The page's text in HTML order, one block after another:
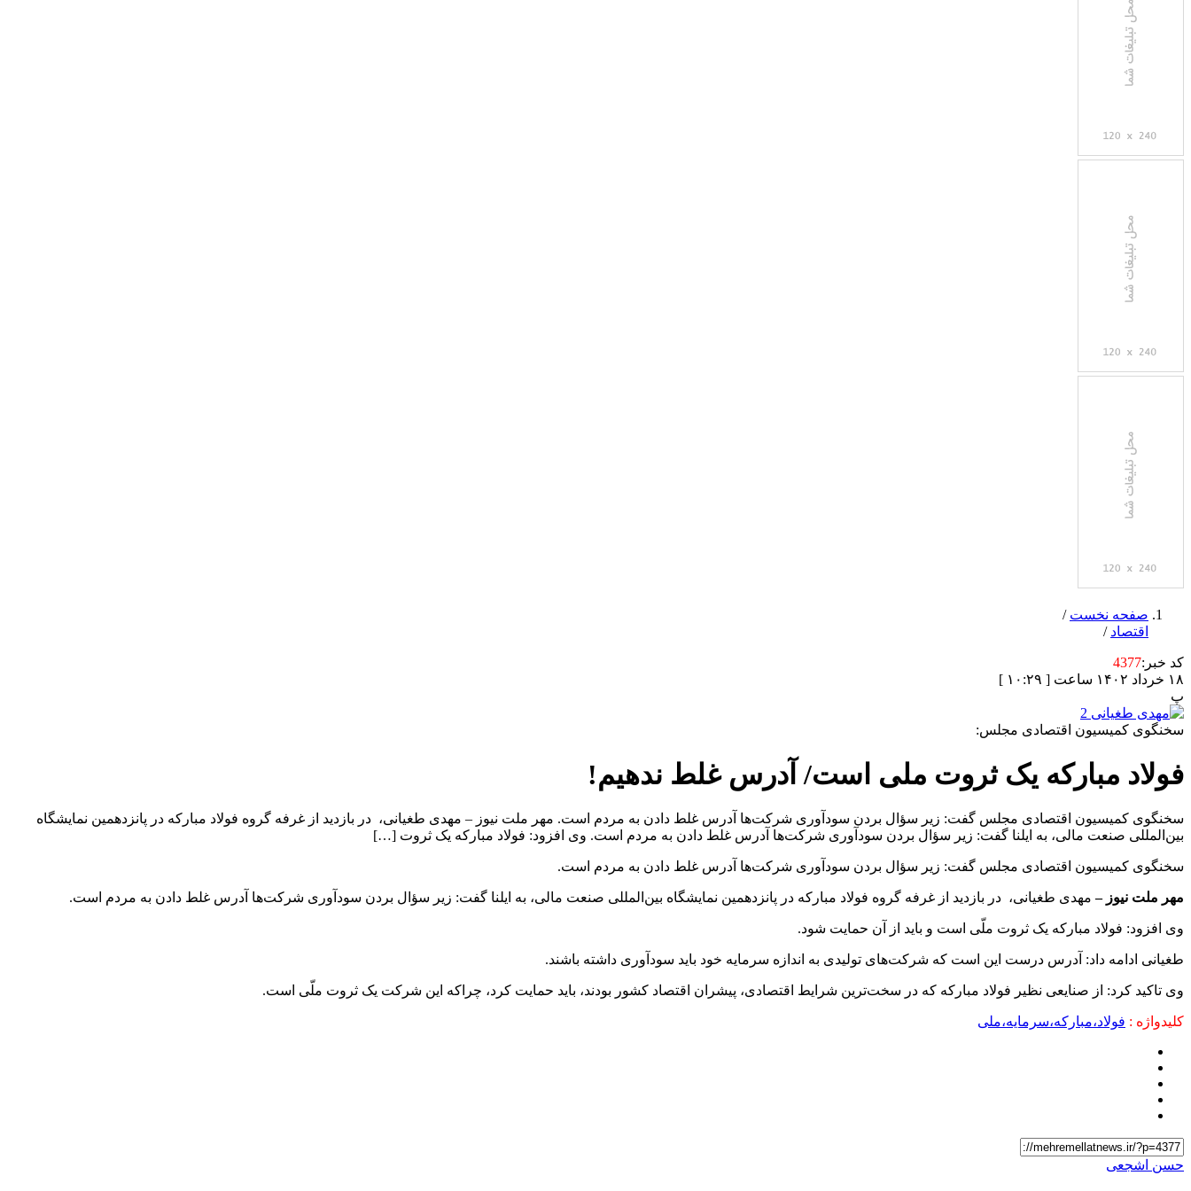
صفحه نخست /
اقتصاد /
کد خبر:4377
۱۸ خرداد ۱۴۰۲ ساعت [ ۱۰:۲۹ ]
پ
سخنگوی کمیسیون اقتصادی مجلس:
فولاد مبارکه یک ثروت ملی است/ آدرس غلط ندهیم!
سخنگوی کمیسیون اقتصادی مجلس گفت: زیر سؤال بردن سودآوری شرکت‌ها آدرس غلط دادن به مردم است. مهر ملت نیوز – مهدی طغیانی، در بازدید از غرفه گروه فولاد مبارکه در پانزدهمین نمایشگاه
بین‌المللی صنعت مالی، به ایلنا گفت: زیر سؤال بردن سودآوری شرکت‌ها آدرس غلط دادن به مردم است. وی افزود: فولاد مبارکه یک ثروت […]
سخنگوی کمیسیون اقتصادی مجلس گفت: زیر سؤال بردن سودآوری شرکت‌ها آدرس غلط دادن به مردم است.
مهر ملت نیوز –مهدی طغیانی، در بازدید از غرفه گروه فولاد مبارکه در پانزدهمین نمایشگاه بین‌المللی صنعت مالی، به ایلنا گفت: زیر سؤال بردن سودآوری شرکت‌ها آدرس غلط دادن به مردم است.
وی افزود: فولاد مبارکه یک ثروت ملّی است و باید از آن حمایت شود.
طغیانی ادامه داد: آدرس درست این است که شرکت‌های تولیدی به اندازه سرمایه خود باید سودآوری داشته باشند.
وی تاکید کرد: از صنایعی نظیر فولاد مبارکه که در سخت‌ترین شرایط اقتصادی، پیشران اقتصاد کشور بودند، باید حمایت کرد، چراکه این شرکت یک ثروت ملّی است.
کلیدواژه : فولاد،مبارکه،سرمایه،ملی
حسن اشجعی